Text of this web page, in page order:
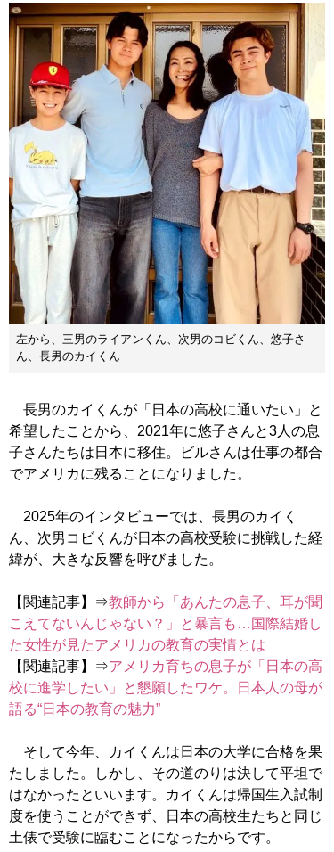
左から、三男のライアンくん、次男のコビくん、悠子さ
ん、長男のカイくん
長男のカイくんが「日本の高校に通いたい」と
希望したことから、2021年に悠子さんと3人の息
子さんたちは日本に移住。ビルさんは仕事の都合
でアメリカに残ることになりました。
2025年のインタビューでは、長男のカイく
ん、次男コビくんが日本の高校受験に挑戦した経
緯が、大きな反響を呼びました。
【関連記事】⇒教師から「あんたの息子、耳が聞
こえてないんじゃない？」と暴言も…国際結婚し
た女性が見たアメリカの教育の実情とは
【関連記事】⇒アメリカ育ちの息子が「日本の高
校に進学したい」と懇願したワケ。日本人の母が
語る“日本の教育の魅力”
そして今年、カイくんは日本の大学に合格を果
たしました。しかし、その道のりは決して平坦で
はなかったといいます。カイくんは帰国生入試制
度を使うことができず、日本の高校生たちと同じ
土俵で受験に臨むことになったからです。